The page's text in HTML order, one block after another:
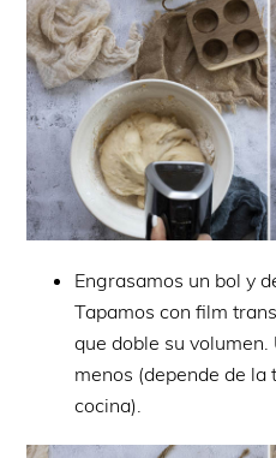
Engrasamos un bol y
Tapamos con film
que doble su
menos (depende de
cocina).